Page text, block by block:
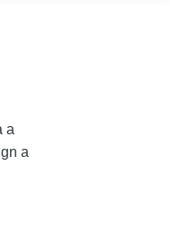
a
a